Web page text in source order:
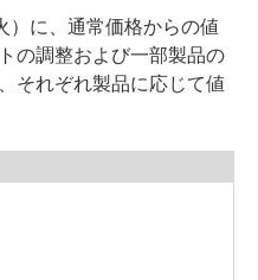
）に、通常価格からの値
の調整および一部製品の
それぞれ製品に応じて値